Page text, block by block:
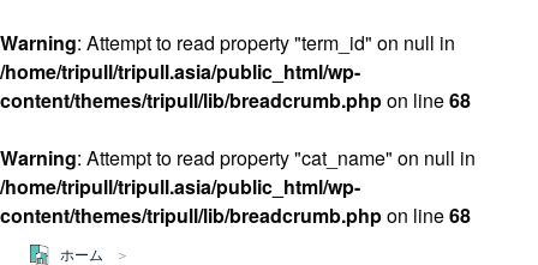
TRIPULLブログ
About
私たちについて
Warning: Attempt to read property "term_id" on null in
/home/tripull/tripull.asia/public_html/wp-
content/themes/tripull/lib/breadcrumb.phpon line68
Warning: Attempt to read property "cat_name" on null in
/home/tripull/tripull.asia/public_html/wp-
content/themes/tripull/lib/breadcrumb.phpon line68
ホーム